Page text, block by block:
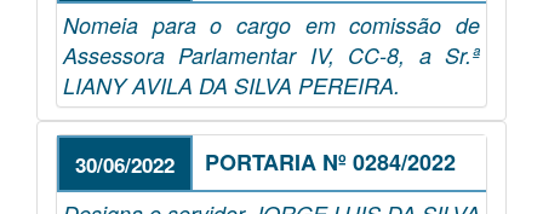
Nomeia para o cargo em comissão de
Assessora Parlamentar IV, CC-8, a Sr.ª
LIANY AVILA DA SILVA PEREIRA.
30/06/2022 PORTARIA Nº 0284/2022